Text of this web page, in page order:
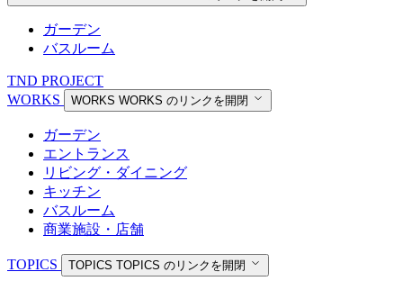
ガーデン
バスルーム
TND PROJECT
WORKS
WORKS WORKS のリンクを開閉
ガーデン
エントランス
リビング・ダイニング
キッチン
バスルーム
商業施設・店舗
TOPICS TOPICS TOPICS のリンクを開閉